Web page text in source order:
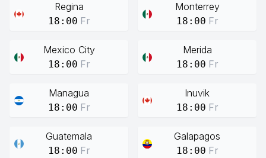
Regina
18:00 Fr
Monterrey
18:00 Fr
Mexico City
18:00 Fr
Merida
18:00 Fr
Managua
18:00 Fr
Inuvik
18:00 Fr
Guatemala
18:00 Fr
Galapagos
18:00 Fr